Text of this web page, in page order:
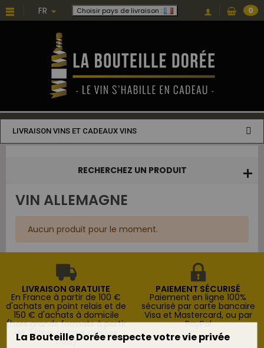
FR Choisir pays de livraison : 0
LIVRAISON VINS ET CADEAUX VINS
RECHERCHEZ UN PRODUIT
VIN ALLEMAGNE
Aucun produit pour le moment.
LIVRAISON GRATUITE
En France à partir de 100 €
d'achats en point relais et de
150 € d'achats à domicile
(hors grands formats à partir
de 3 litres et hors caisses
bois)
PAIEMENT SÉCURISÉ
Paiement en ligne 100%
sécurisé par carte bancaire
Visa et Mastercard, ou par
PayPal
La Bouteille Dorée respecte votre vie privée
Choisissez une valeur...